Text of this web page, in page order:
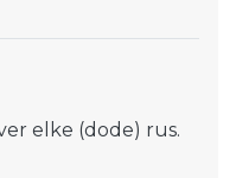
elke (dode) rus.